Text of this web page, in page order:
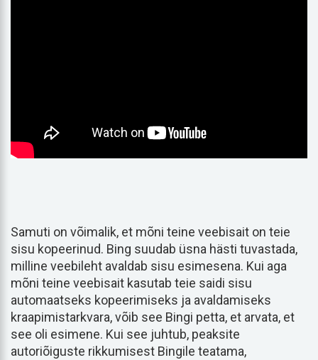
Samuti on võimalik, et mõni teine veebisait on teie
sisu kopeerinud. Bing suudab üsna hästi tuvastada,
milline veebileht avaldab sisu esimesena. Kui aga
mõni teine veebisait kasutab teie saidi sisu
automaatseks kopeerimiseks ja avaldamiseks
kraapimistarkvara, võib see Bingi petta, et arvata, et
see oli esimene. Kui see juhtub, peaksite
autoriõiguste rikkumisest Bingile teatama,